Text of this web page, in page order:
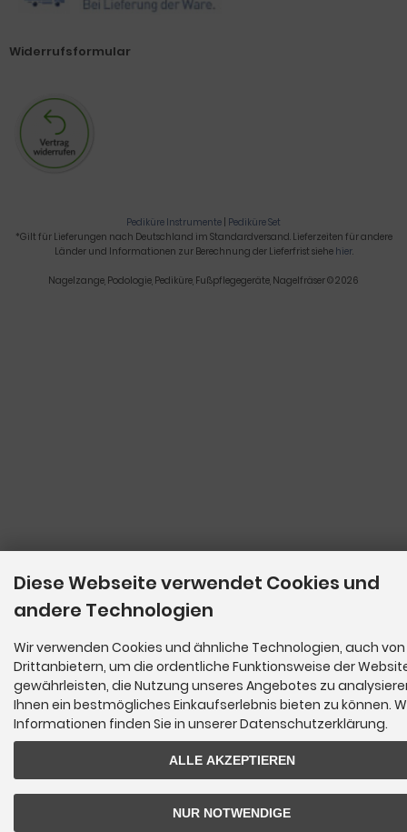
Widerrufsformular
Pediküre Instrumente | Pediküre Set
*Gilt für Lieferungen nach Deutschland im Standardversand. Lieferzeiten für andere
Länder und Informationen zur Berechnung der Lieferfrist siehe hier.
Nagelzange, Podologie, Pediküre, Fußpflegegeräte, Nagelfräser © 2026
Diese Webseite verwendet Cookies und
andere Technologien
Wir verwenden Cookies und ähnliche Technologien, auch von
Drittanbietern, um die ordentliche Funktionsweise der
gewährleisten, die Nutzung unseres Angebotes zu
Ihnen ein bestmögliches Einkaufserlebnis bieten zu können.
Informationen finden Sie in unserer Datenschutzerklärung.
ALLE AKZEPTIEREN
NUR NOTWENDIGE